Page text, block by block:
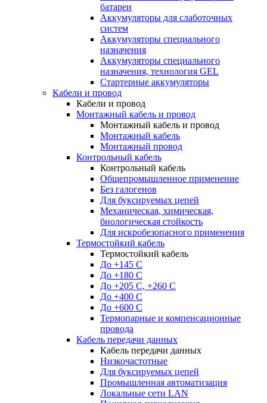
батареи
Аккумуляторы для слаботочных
систем
Аккумуляторы специального
назначения
Аккумуляторы специального
назначения, технология GEL
Стартерные аккумуляторы
Кабели и провод
Кабели и провод
Монтажный кабель и провод
Монтажный кабель и провод
Монтажный кабель
Монтажный провод
Контрольный кабель
Контрольный кабель
Общепромышленное применение
Без галогенов
Для буксируемых цепей
Механическая, химическая,
биологическая стойкость
Для искробезопасного применения
Термостойкий кабель
Термостойкий кабель
До +145 С
До +180 C
До +205 С, +260 С
До +400 C
До +600 С
Термопарные и компенсационные
провода
Кабель передачи данных
Кабель передачи данных
Низкочастотные
Для буксируемых цепей
Промышленная автоматизация
Локальные сети LAN